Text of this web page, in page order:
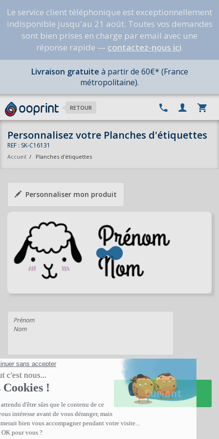
Le service client téléphonique est exceptionnellement
indisponible jusqu'au 21 août. Toutes vos demandes
sont bien prises en charge par email avec une
réponse rapide — contactez-nous ici.
Livraison gratuite à partir de 60€* (France
métropolitaine).
RETOUR
Personnalisez votre Planches d'étiquettes
REF : SK-C16131
Accueil / Planches d'étiquettes
Personnaliser mon produit
Suivant